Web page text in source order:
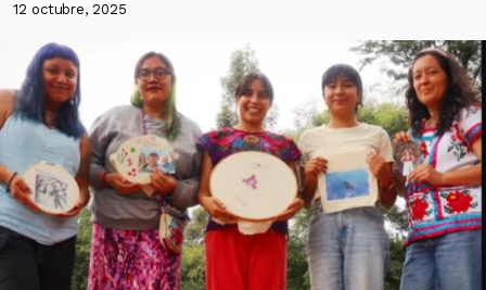
12 octubre, 2025